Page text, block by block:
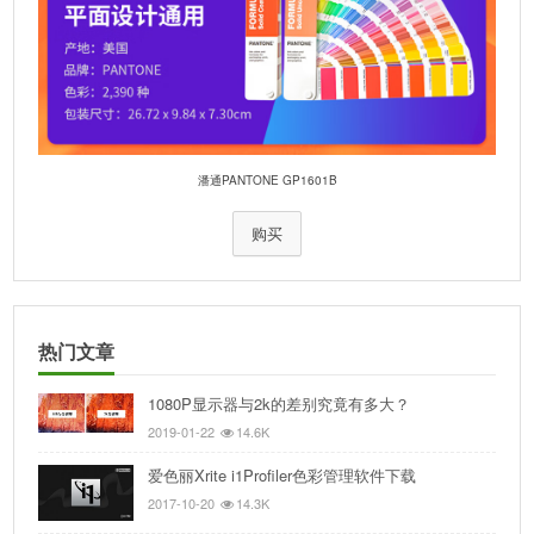
潘通PANTONE GP1601B
购买
热门文章
1080P显示器与2k的差别究竟有多大？
2019-01-22 14.6K
爱色丽Xrite i1Profiler色彩管理软件下载
2017-10-20 14.3K